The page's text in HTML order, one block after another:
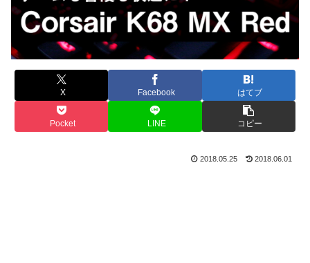
X Facebook はてブ
Pocket LINE コピー
2018.05.25 2018.06.01